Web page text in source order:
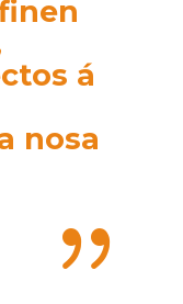
á
nosa
{